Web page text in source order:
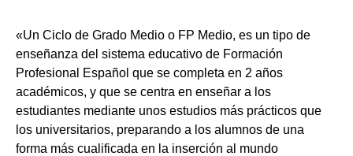
«Un Ciclo de Grado Medio o FP Medio, es un tipo de
enseñanza del sistema educativo de Formación
Profesional Español que se completa en 2 años
académicos, y que se centra en enseñar a los
estudiantes mediante unos estudios más prácticos que
los universitarios, preparando a los alumnos de una
forma más cualificada en la inserción al mundo